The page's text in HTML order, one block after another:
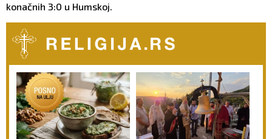
konačnih 3:0 u Humskoj.